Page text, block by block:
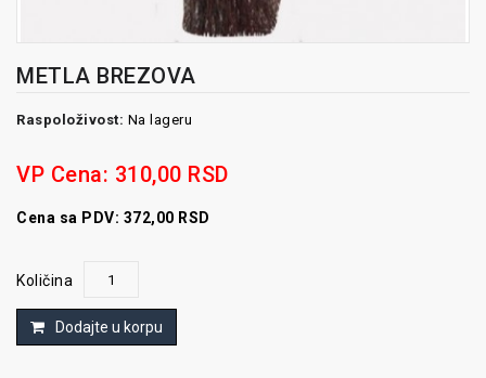
METLA BREZOVA
Raspoloživost: Na lageru
VP Cena: 310,00 RSD
Cena sa PDV: 372,00 RSD
Količina
Dodajte u korpu